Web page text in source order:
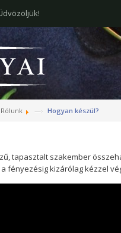
Rólunk Hogyan készül?
tapasztalt szakember
fényezésig kizárólag kézzel